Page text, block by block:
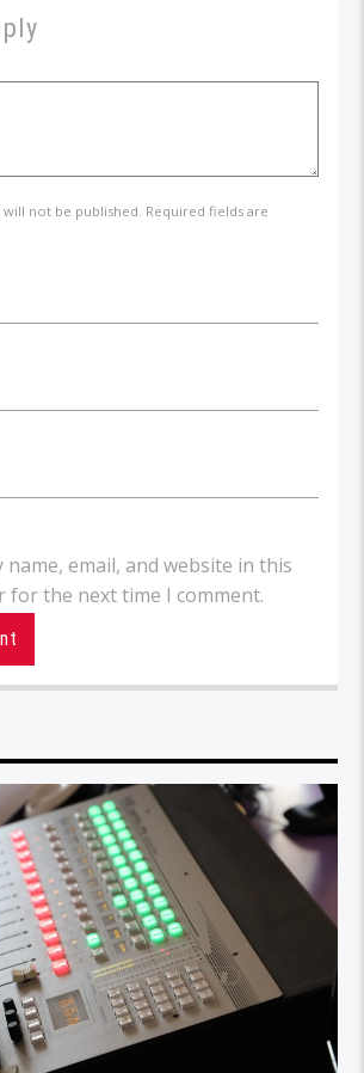
not be published. Required fields are
name, email, and website in this
for the next time I comment.